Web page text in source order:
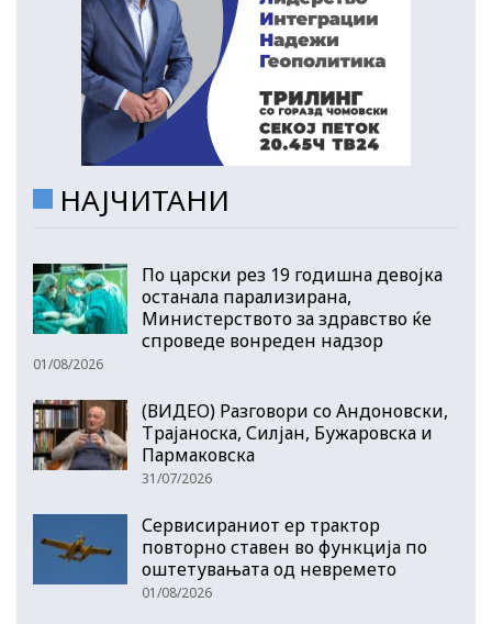
НАЈЧИТАНИ
По царски рез 19 годишна девојка
останала парализирана,
Министерството за здравство ќе
спроведе вонреден надзор
01/08/2026
(ВИДЕО) Разговори со Андоновски,
Трајаноска, Силјан, Бужаровска и
Пармаковска
31/07/2026
Сервисираниот ер трактор
повторно ставен во функција по
оштетувањата од невремето
01/08/2026